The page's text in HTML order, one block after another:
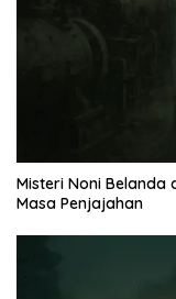
Misteri Noni Belanda
Masa Penjajahan